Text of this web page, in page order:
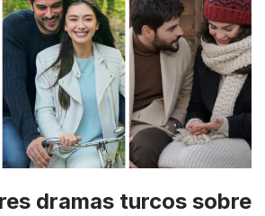
dramas turcos sobre